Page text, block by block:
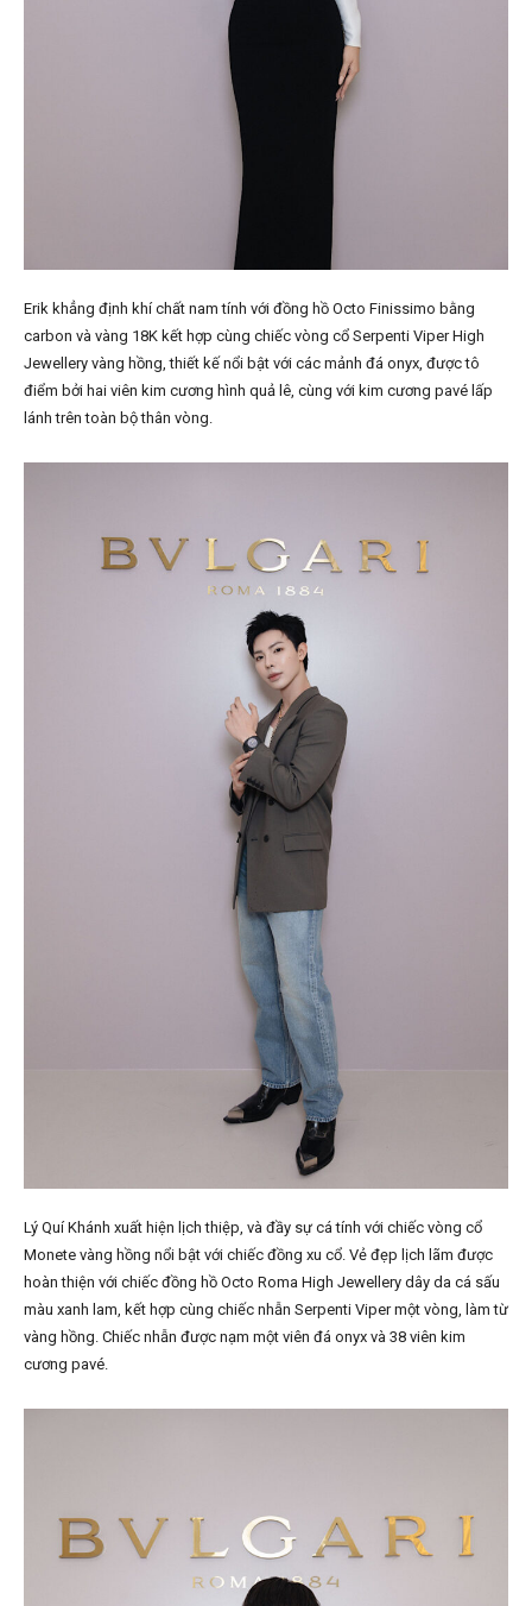
Erik khẳng định khí chất nam tính với đồng hồ Octo Finissimo bằng
carbon và vàng 18K kết hợp cùng chiếc vòng cổ Serpenti Viper High
Jewellery vàng hồng, thiết kế nổi bật với các mảnh đá onyx, được tô
điểm bởi hai viên kim cương hình quả lê, cùng với kim cương pavé lấp
lánh trên toàn bộ thân vòng.
Lý Quí Khánh xuất hiện lịch thiệp, và đầy sự cá tính với chiếc vòng cổ
Monete vàng hồng nổi bật với chiếc đồng xu cổ. Vẻ đẹp lịch lãm được
hoàn thiện với chiếc đồng hồ Octo Roma High Jewellery dây da cá sấu
màu xanh lam, kết hợp cùng chiếc nhẫn Serpenti Viper một vòng, làm từ
vàng hồng. Chiếc nhẫn được nạm một viên đá onyx và 38 viên kim
cương pavé.